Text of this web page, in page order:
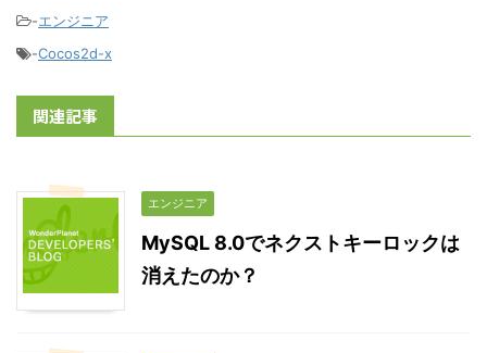
-エンジニア
-Cocos2d-x
関連記事
エンジニア
MySQL 8.0でネクストキーロックは
消えたのか？